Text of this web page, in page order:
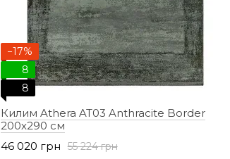
−17%
8
8
Килим Athera AT03 Anthracite Border
200х290 см
55 224 грн
46 020 грн